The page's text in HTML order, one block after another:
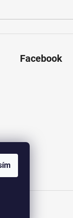
Facebook